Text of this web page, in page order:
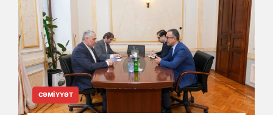
CƏMIYYƏT